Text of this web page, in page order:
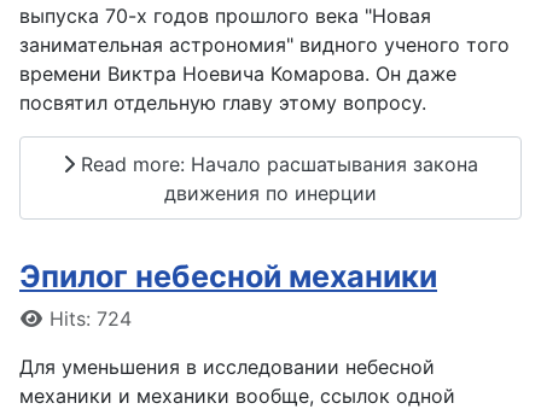
выпуска 70-х годов прошлого века "Новая
занимательная астрономия" видного ученого того
времени Виктра Ноевича Комарова. Он даже
посвятил отдельную главу этому вопросу.
Read more: Начало расшатывания закона
движения по инерции
Эпилог небесной механики
DetailsHits: 724
Для уменьшения в исследовании небесной
механики и механики вообще, ссылок одной